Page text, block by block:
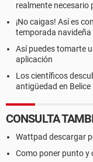
realmente necesario
¡No caigas! Así es
temporada navideña
Así puedes tomarte
aplicación
Los científicos
antigüedad en Belice
CONSULTA
Wattpad descargar
Como poner punto y